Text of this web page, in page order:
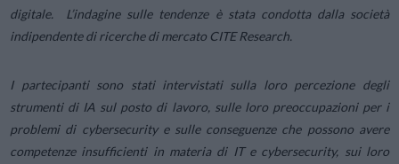
digitale. L’indagine sulle tendenze è stata condotta dalla società
indipendente di ricerche di mercato CITE Research.
I partecipanti sono stati intervistati sulla loro percezione degli
strumenti di IA sul posto di lavoro, sulle loro preoccupazioni per i
problemi di cybersecurity e sulle conseguenze che possono avere
competenze insufficienti in materia di IT e cybersecurity, sui loro